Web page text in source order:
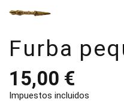
Furba
15,00 €
Impuestos incluidos